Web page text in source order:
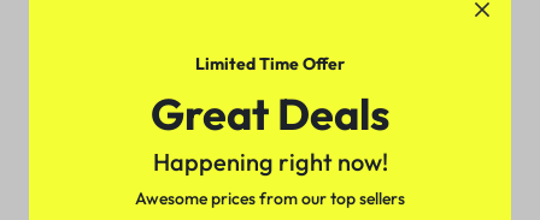
Sed ut perspiciatis unde omnis iste natus error sit
voluptatem accusantium doloremque laudantium,
totam rem aperiam, eaque ipsa quae ab illo inventore
veritatis et quasi architecto beatae vitae dicta sunt
explicabo. Nemo enim ipsam voluptatem quia voluptas
Limited Time Offer
Great Deals
Happening right now!
Awesome prices from our top sellers